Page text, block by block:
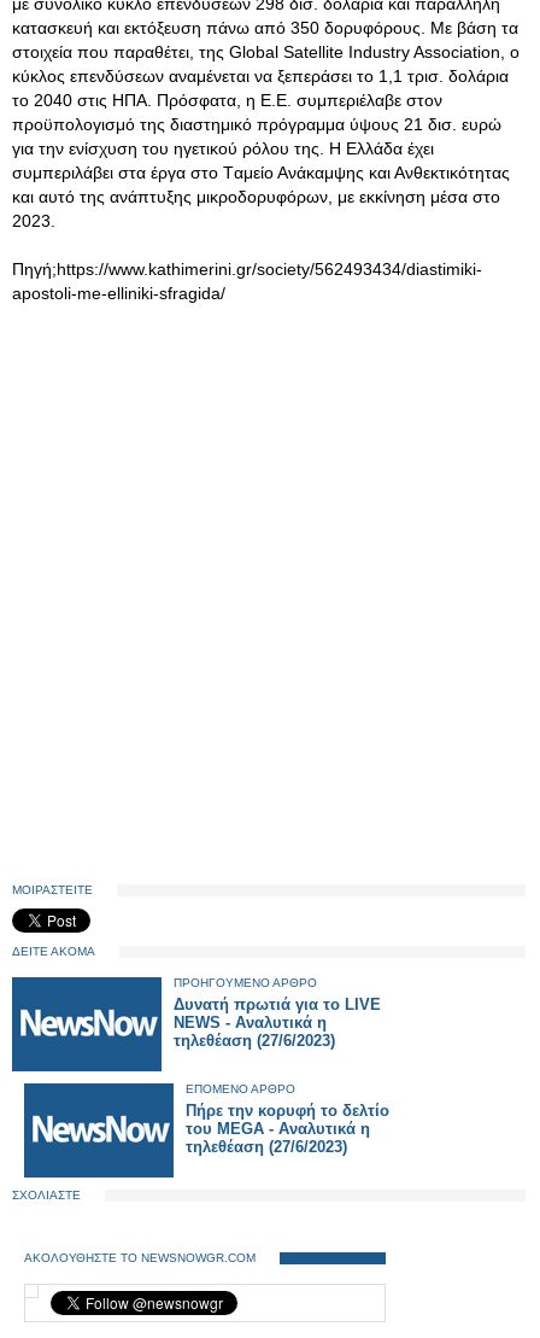
κατασκευή και εκτόξευση πάνω από 350 δορυφόρους. Με βάση τα
στοιχεία που παραθέτει, της Global Satellite Industry Association, ο
κύκλος επενδύσεων αναμένεται να ξεπεράσει το 1,1 τρισ. δολάρια
το 2040 στις ΗΠΑ. Πρόσφατα, η Ε.Ε. συμπεριέλαβε στον
προϋπολογισμό της διαστημικό πρόγραμμα ύψους 21 δισ. ευρώ
για την ενίσχυση του ηγετικού ρόλου της. Η Ελλάδα έχει
συμπεριλάβει στα έργα στο Tαμείο Ανάκαμψης και Ανθεκτικότητας
και αυτό της ανάπτυξης μικροδορυφόρων, με εκκίνηση μέσα στο
2023.
Πηγή;https://www.kathimerini.gr/society/562493434/diastimiki-
apostoli-me-elliniki-sfragida/
ΜΟΙΡΑΣΤΕΙΤΕ
ΔΕΙΤΕ ΑΚΟΜΑ
ΠΡΟΗΓΟΥΜΕΝΟ ΑΡΘΡΟ
Δυνατή πρωτιά για το LIVE
NEWS - Αναλυτικά η
τηλεθέαση (27/6/2023)
ΕΠΟΜΕΝΟ ΑΡΘΡΟ
Πήρε την κορυφή το δελτίο
του MEGA - Αναλυτικά η
τηλεθέαση (27/6/2023)
ΣΧΟΛΙΑΣΤΕ
ΑΚΟΛΟΥΘΗΣΤΕ ΤΟ NEWSNOWGR.COM